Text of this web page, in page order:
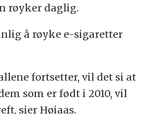
røyker daglig.
å røyke e-sigaretter
fortsetter, vil det si at
som er født i 2010, vil
sier Høiaas.